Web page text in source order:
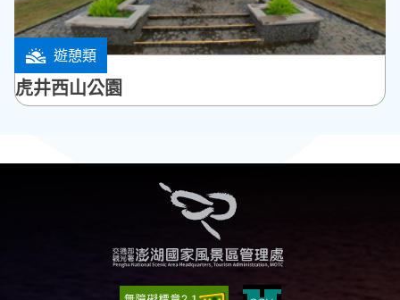
遊憩類
馬公市
虎井西山公園